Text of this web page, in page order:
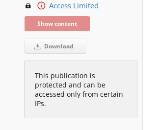
Access Limited
Show content
Download
This publication is
protected and can be
accessed only from certain
IPs.